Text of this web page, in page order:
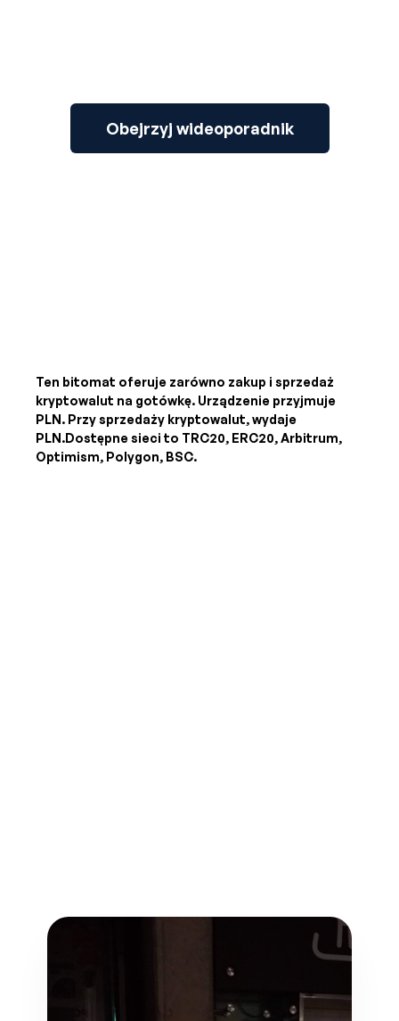
Obejrzyj wideoporadnik
Ten bitomat oferuje zarówno zakup i sprzedaż
kryptowalut na gotówkę. Urządzenie przyjmuje
PLN. Przy sprzedaży kryptowalut, wydaje
PLN.Dostępne sieci to TRC20, ERC20, Arbitrum,
Optimism, Polygon, BSC.